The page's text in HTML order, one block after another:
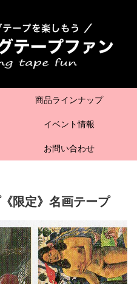
商品ラインナップ
イベント情報
お問い合わせ
限定》名画テープ